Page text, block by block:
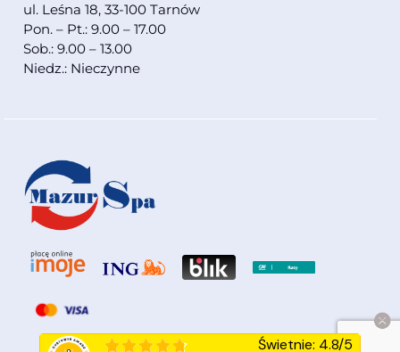
ul. Leśna 18, 33-100 Tarnów
Pon. – Pt.: 9.00 – 17.00
Sob.: 9.00 – 13.00
Niedz.: Nieczynne
Świetnie: 4.8/5